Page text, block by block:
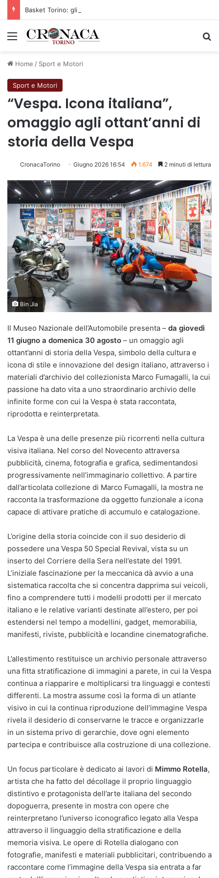
Menu
Home / Sport e Motori
Sport e Motori
“Vespa. Icona italiana”,
omaggio agli ottant’anni di
storia della Vespa
CronacaTorino Giugno 2026 16:54 1.674 2 minuti di lettura
Bin Jia
Il Museo Nazionale dell’Automobile presenta – da giovedì
11 giugno a domenica 30 agosto – un omaggio agli
ottant’anni di storia della Vespa, simbolo della cultura e
icona di stile e innovazione del design italiano, attraverso i
materiali d’archivio del collezionista Marco Fumagalli, la cui
passione ha dato vita a uno straordinario archivio delle
infinite forme con cui la Vespa è stata raccontata,
riprodotta e reinterpretata.
La Vespa è una delle presenze più ricorrenti nella cultura
visiva italiana. Nel corso del Novecento attraversa
pubblicità, cinema, fotografia e grafica, sedimentandosi
progressivamente nell’immaginario collettivo. A partire
dall’articolata collezione di Marco Fumagalli, la mostra ne
racconta la trasformazione da oggetto funzionale a icona
capace di attivare pratiche di accumulo e catalogazione.
L’origine della storia coincide con il suo desiderio di
possedere una Vespa 50 Special Revival, vista su un
inserto del Corriere della Sera nell’estate del 1991.
L’iniziale fascinazione per la meccanica dà avvio a una
sistematica raccolta che si concentra dapprima sui veicoli,
fino a comprendere tutti i modelli prodotti per il mercato
italiano e le relative varianti destinate all’estero, per poi
estendersi nel tempo a modellini, gadget, memorabilia,
manifesti, riviste, pubblicità e locandine cinematografiche.
L’allestimento restituisce un archivio personale attraverso
una fitta stratificazione di immagini a parete, in cui la Vespa
continua a riapparire e moltiplicarsi tra linguaggi e contesti
differenti. La mostra assume così la forma di un atlante
visivo in cui la continua riproduzione dell’immagine Vespa
rivela il desiderio di conservarne le tracce e organizzarle
in un sistema privo di gerarchie, dove ogni elemento
partecipa e contribuisce alla costruzione di una collezione.
Un focus particolare è dedicato ai lavori di Mimmo Rotella,
artista che ha fatto del décollage il proprio linguaggio
distintivo e protagonista dell’arte italiana del secondo
dopoguerra, presente in mostra con opere che
reinterpretano l’universo iconografico legato alla Vespa
attraverso il linguaggio della stratificazione e della
memoria visiva. Le opere di Rotella dialogano con
fotografie, manifesti e materiali pubblicitari, contribuendo a
raccontare come l’immagine della Vespa sia entrata a far